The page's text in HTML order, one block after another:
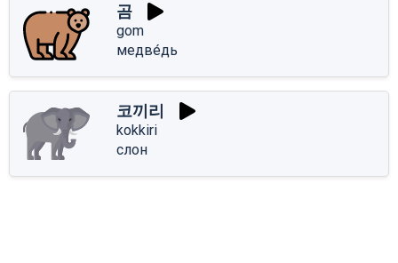
곰
gom
медве́дь
코끼리
kokkiri
слон